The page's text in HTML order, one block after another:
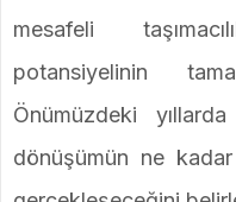
mesafeli
potansiyelinin
Önümüzdeki
dönüşümün ne